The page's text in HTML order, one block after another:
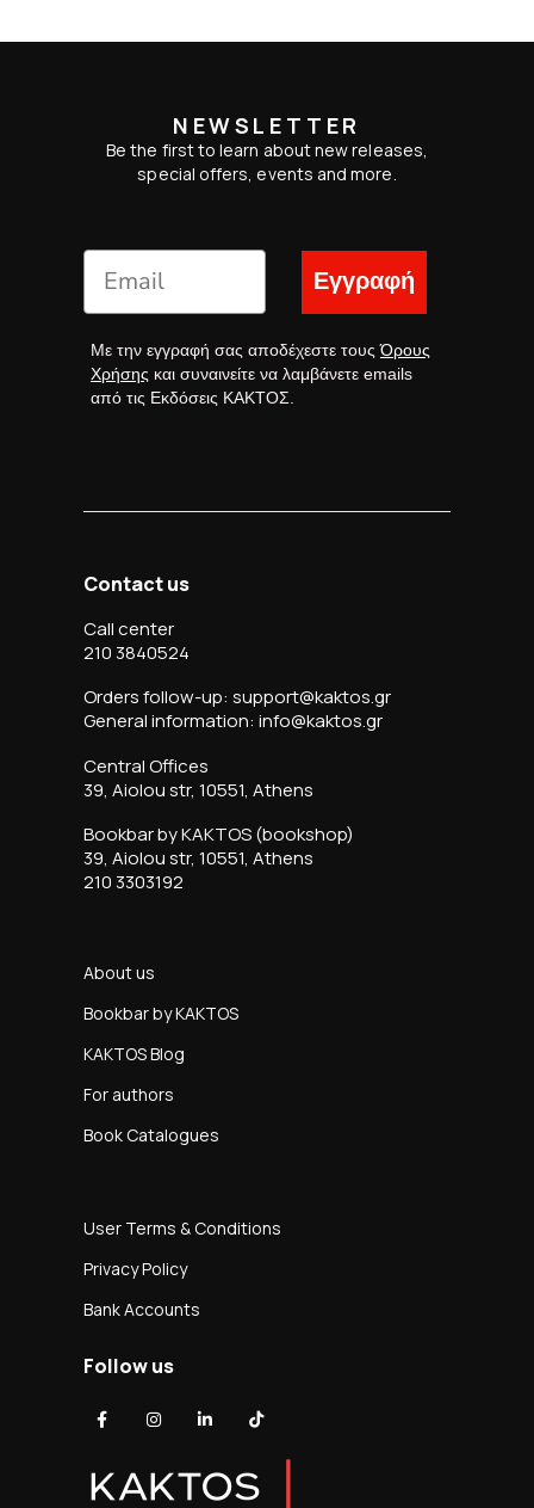
NEWSLETTER
Be the first to learn about new releases,
special offers, events and more.
Εγγραφή
Με την εγγραφή σας αποδέχεστε τουςΌρους
Χρήσης και συναινείτε να λαμβάνετε emails
από τις Εκδόσεις ΚΑΚΤΟΣ.
Contact us
Call center
210 3840524
Orders follow-up: support@kaktos.gr
General information: info@kaktos.gr
Central Offices
39, Aiolou str, 10551, Athens
Bookbar by KAKTOS (bookshop)
39, Aiolou str, 10551, Athens
210 3303192
About us
Bookbar by KAKTOS
KAKTOS Blog
For authors
Book Catalogues
User Terms & Conditions
Privacy Policy
Bank Accounts
Follow us